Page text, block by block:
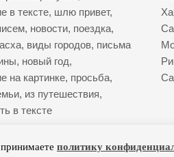
в тексте, шлю привет,
, новости, поездка,
, виды городов, письма
, новый год,
на картинке, просьба,
, из путешествия,
в тексте
политику